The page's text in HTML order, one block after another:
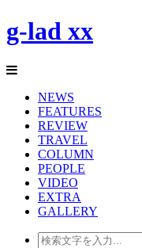
g-lad xx
NEWS
FEATURES
REVIEW
TRAVEL
COLUMN
PEOPLE
VIDEO
EXTRA
GALLERY